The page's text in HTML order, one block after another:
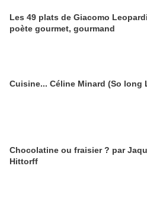
Les 49 plats de Giacomo
poète gourmet, gourmand
Cuisine... Céline Minard (So long
Chocolatine ou fraisier ? par
Hittorff